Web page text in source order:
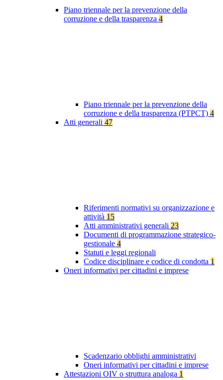
Piano triennale per la prevenzione della
corruzione e della trasparenza 4
Piano triennale per la prevenzione della
corruzione e della trasparenza (PTPCT) 4
Atti generali 47
Riferimenti normativi su organizzazione e
attività 15
Atti amministrativi generali 23
Documenti di programmazione strategico-
gestionale 4
Statuti e leggi regionali
Codice disciplinare e codice di condotta 1
Oneri informativi per cittadini e imprese
Scadenzario obblighi amministrativi
Oneri informativi per cittadini e imprese
Attestazioni OIV o struttura analoga 1